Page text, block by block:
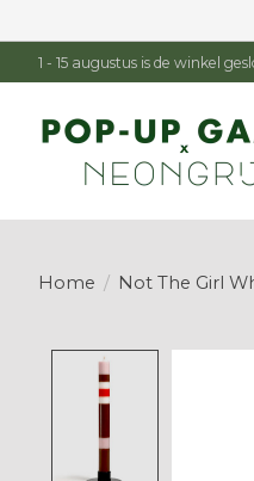
1 - 15 augustus is de winkel
Home / Not The Girl